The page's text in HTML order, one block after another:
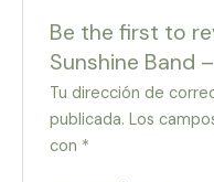
Be the first to
Sunshine Band
Tu dirección de
publicada. Los
con *